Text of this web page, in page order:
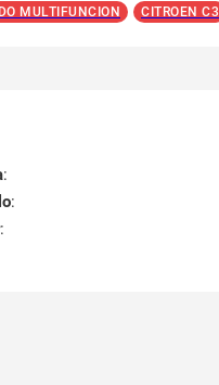
MULTIFUNCION
CITROEN C3
:
:
: